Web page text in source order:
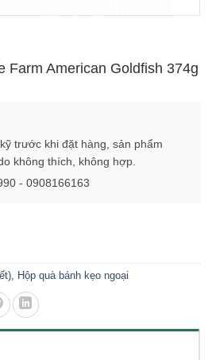
Farm American Goldfish 374g
trước khi đặt hàng, sản phẩm
không thích, không hợp.
- 0908166163
Hộp quà bánh kẹo ngoại